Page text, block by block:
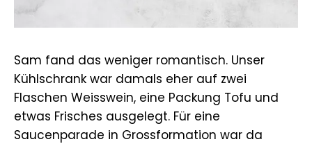
Sam fand das weniger romantisch. Unser
Kühlschrank war damals eher auf zwei
Flaschen Weisswein, eine Packung Tofu und
etwas Frisches ausgelegt. Für eine
Saucenparade in Grossformation war da